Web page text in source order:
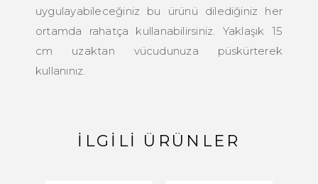
uygulayabileceğiniz bu ürünü dilediğiniz her
ortamda rahatça kullanabilirsiniz. Yaklaşık 15
cm uzaktan vücudunuza püskürterek
kullanınız.
İLGILI ÜRÜNLER